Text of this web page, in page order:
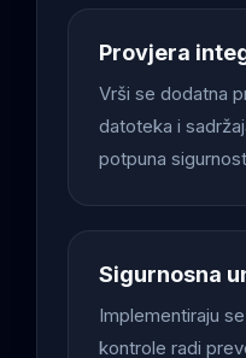
Provjera
Vrši se dodatna
datoteka i
potpuna
Sigurnosna
Implementiraju
kontrole radi